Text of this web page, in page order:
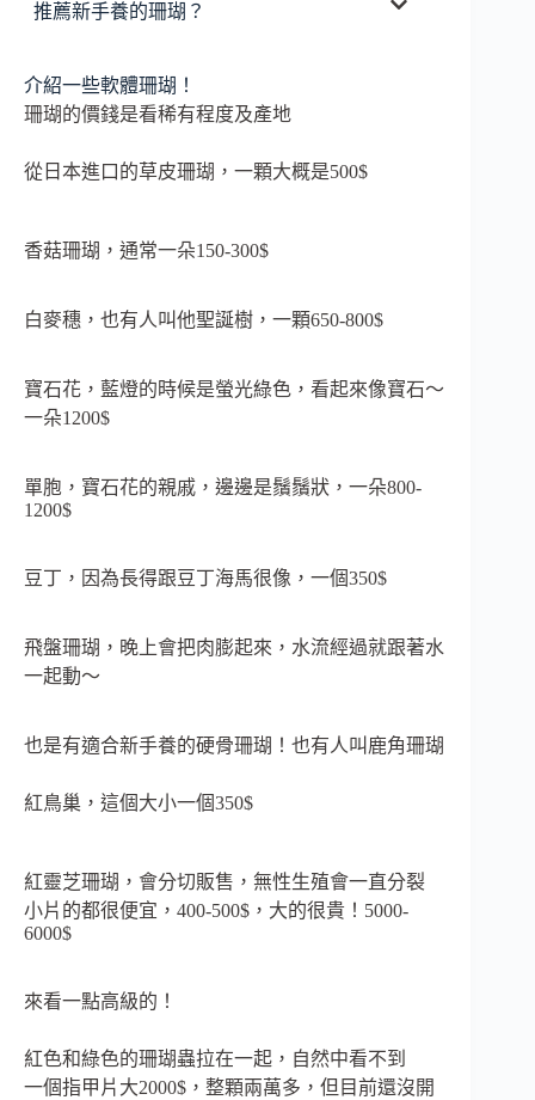
推薦新手養的珊瑚？
介紹一些軟體珊瑚！
珊瑚的價錢是看稀有程度及產地
從日本進口的草皮珊瑚，一顆大概是500$
香菇珊瑚，通常一朵150-300$
白麥穗，也有人叫他聖誕樹，一顆650-800$
寶石花，藍燈的時候是螢光綠色，看起來像寶石～
一朵1200$
單胞，寶石花的親戚，邊邊是鬚鬚狀，一朵800-
1200$
豆丁，因為長得跟豆丁海馬很像，一個350$
飛盤珊瑚，晚上會把肉膨起來，水流經過就跟著水
一起動～
也是有適合新手養的硬骨珊瑚！也有人叫鹿角珊瑚
紅鳥巢，這個大小一個350$
紅靈芝珊瑚，會分切販售，無性生殖會一直分裂
小片的都很便宜，400-500$，大的很貴！5000-
6000$
來看一點高級的！
紅色和綠色的珊瑚蟲拉在一起，自然中看不到
一個指甲片大2000$，整顆兩萬多，但目前還沒開